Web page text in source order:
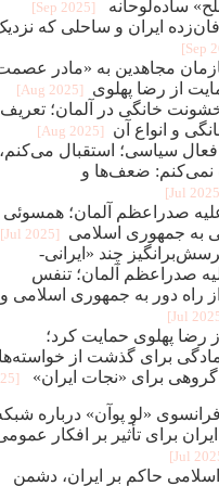
ساده‌لوحانه [2025 Sep]
ایران و ساحلی که
مجاهدین به «مادر
از رضا پهلوی
[2025 Aug]
خانگی در آلمان؛ تعریف
و انواع آن
[2025 Aug]
*بیانیه ۱۷ فعال سیاسی؛ استقبال می‌کنم،
نمی‌کنم: ضعف‌ها و
صدراعظم آلمان؛ همسوئی
به جمهوری اسلامی
[2025 Jul]
چند «ایرانی-
صدراعظم آلمان؛ تنفس
راه دور به جمهوری اسلامی و
رضا پهلوی حمایت کرد؛
برای گذشت از
برای «نجات ایران»
«لو پوآن» درباره
برای تأثیر بر افکار
حاکم بر ایران، دشمن